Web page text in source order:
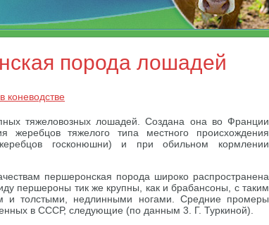
порода лошадей
коневодстве
тяжеловозных лошадей. Создана она во Франции
жеребцов тяжелого типа местного происхождения
госконюшни) и при обильном кормлении
першеронская порода широко распространена
першероны тик же крупны, как и брабансоны, с таким
и толстыми, недлинными ногами. Средние промеры
в СССР, следующие (по данным 3. Г. Туркиной).